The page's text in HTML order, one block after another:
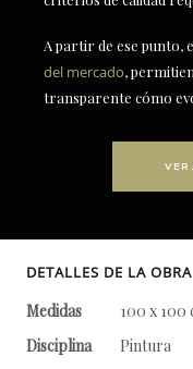
A partir de ese punto,
del mercado,
transparente cómo
VER
DETALLES DE LA OBRA
Medidas
100 x 100
Disciplina
Pintura